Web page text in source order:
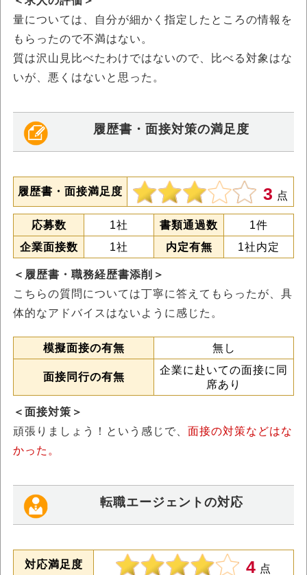
量については、自分が細かく指定したところの情報を
もらったので不満はない。
質は沢山見比べたわけではないので、比べる対象はな
いが、悪くはないと思った。
履歴書・面接対策の満足度
履歴書・面接満足度 3 点
応募数 1社 書類通過数
1件
企業面接数
1社 内定有無 1社内定
＜履歴書・職務経歴書添削＞
こちらの質問については丁寧に答えてもらったが、具
体的なアドバイスはないように感じた。
模擬面接の有無 無し
面接同行の有無
企業に赴いての面接に同
席あり
＜面接対策＞
頑張りましょう！という感じで、 面接の対策などはな
かった。
転職エージェントの対応
対応満足度 4 点